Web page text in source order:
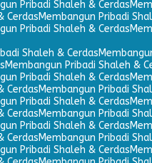
Pribadi Shaleh & Cerdas
CerdasMembangun Pribadi
Pribadi Shaleh & Cerdas
Shaleh & Cerdas
Membangun Pribadi Shaleh &
Pribadi Shaleh & Cerdas
CerdasMembangun Pribadi
Pribadi Shaleh & Cerdas
CerdasMembangun Pribadi
Pribadi Shaleh & Cerdas
CerdasMembangun Pribadi
Pribadi Shaleh & Cerdas